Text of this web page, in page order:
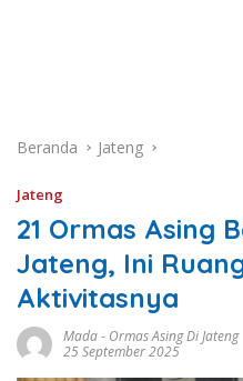
Beranda Jateng
Jateng
21 Ormas Asing
Jateng, Ini
Aktivitasnya
Mada- Ormas Asing Di Jateng
25 September 2025